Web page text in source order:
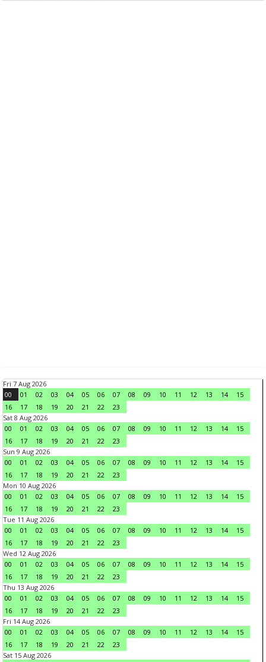
Fri 7 Aug 2026
00
01 02 03 04 05 06 07 08 09 10 11 12 13 14
15
16
17 18 19 20 21 22
23
Sat 8 Aug 2026
00
01 02 03 04 05 06 07 08 09 10 11 12 13 14
15
16
17 18 19 20 21 22
23
Sun 9 Aug 2026
00
01 02 03 04 05 06 07 08 09 10 11 12 13 14
15
16
17 18 19 20 21 22
23
Mon 10 Aug 2026
00
01 02 03 04 05 06 07 08 09 10 11 12 13 14
15
16
17 18 19 20 21 22
23
Tue 11 Aug 2026
00
01 02 03 04 05 06 07 08 09 10 11 12 13 14
15
16
17 18 19 20 21 22
23
Wed 12 Aug 2026
00
01 02 03 04 05 06 07 08 09 10 11 12 13 14
15
16
17 18 19 20 21 22
23
Thu 13 Aug 2026
00
01 02 03 04 05 06 07 08 09 10 11 12 13 14
15
16
17 18 19 20 21 22
23
Fri 14 Aug 2026
00
01 02 03 04 05 06 07 08 09 10 11 12 13 14
15
16
17 18 19 20 21 22
23
Sat 15 Aug 2026